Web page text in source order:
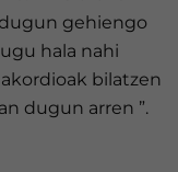
gehiengo
hala nahi
bilatzen
dugun arren ”.